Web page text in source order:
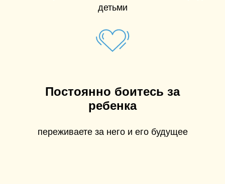
детьми
Постоянно боитесь за
ребенка
переживаете за него и его будущее